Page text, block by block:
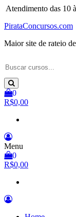
Pular
o
Atendimento das 10
PirataConcursos.com
Maior site de rateio
0
R$0,00
Menu
0
R$0,00